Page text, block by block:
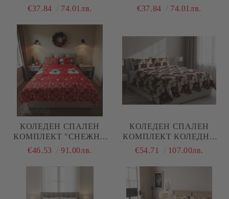
СИВО И БЯЛО", ЗА
НАТУРАЛЕН ПАМУК
(ПОПЛИН), 3 ЧАСТИ
€37.84 74.01лв.
ТОПКИ", ЗА ЕДИНИЧНО
(ПОПЛИН), 3 ЧАСТИ
€37.84 74.01лв.
КОЛЕДЕН СПАЛЕН
КОМПЛЕКТ "СНЕЖНИ
ЧОВЕЦИ В ЧЕРВЕНО",
4 ЧАСТИ,
€46.53 91.00лв.
КОЛЕДЕН СПАЛЕН
КОМПЛЕКТ КОЛЕДНИ
ЗВЕЗДИ, 100% ПАМУК/
€54.71 107.00лв.